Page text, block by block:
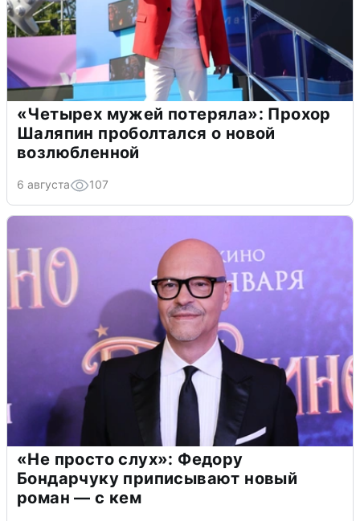
«Четырех мужей потеряла»: Прохор
Шаляпин проболтался о новой
возлюбленной
6 августа 107
«Не просто слух»: Федору
Бондарчуку приписывают новый
роман — с кем